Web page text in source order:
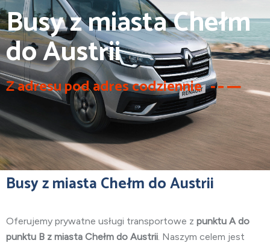
Busy z miasta Chełm
do Austrii
Z adresu pod adres codziennie
Busy z miasta Chełm do Austrii
Oferujemy prywatne usługi transportowe z punktu A do
punktu B z miasta Chełm do Austrii. Naszym celem jest